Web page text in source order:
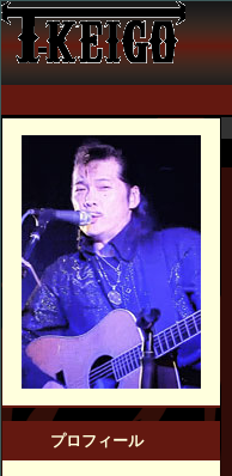
プロフィール